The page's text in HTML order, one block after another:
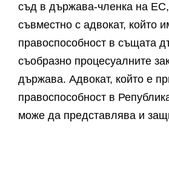
съд в държава-членка на
съвместно с адвокат, който
правоспособност в същата
съобразно процесуалните
държава. Адвокат, който е
правоспособност в
може да представлява и